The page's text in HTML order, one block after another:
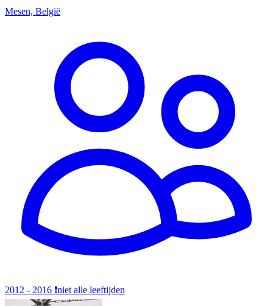
Mesen, België
2012 - 2016 ❗️niet alle leeftijden